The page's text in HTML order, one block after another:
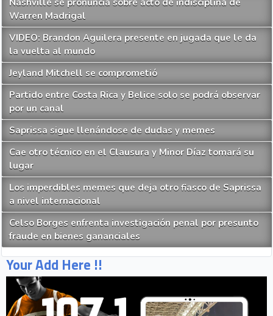
Nashville se pronuncia sobre acto de indisciplina de
Warren Madrigal
VIDEO: Brandon Aguilera presente en jugada que le da
la vuelta al mundo
Jeyland Mitchell se comprometió
Partido entre Costa Rica y Belice solo se podrá observar
por un canal
Saprissa sigue llenándose de dudas y memes
Cae otro técnico en el Clausura y Minor Díaz tomará su
lugar
Los imperdibles memes que deja otro fiasco de Saprissa
a nivel internacional
Celso Borges enfrenta investigación penal por presunto
fraude en bienes gananciales
Your Add Here !!